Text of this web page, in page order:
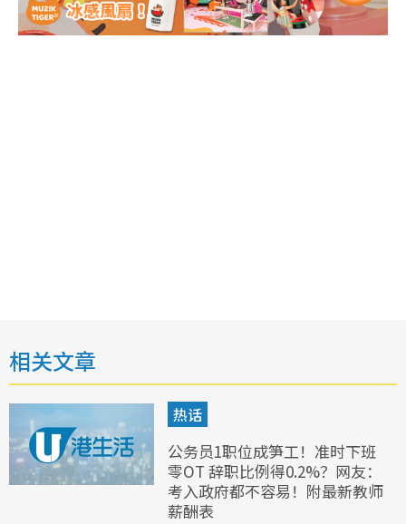
相关文章
热话
公务员1职位成笋工！准时下班
零OT 辞职比例得0.2%？网友：
考入政府都不容易！附最新教师
薪酬表